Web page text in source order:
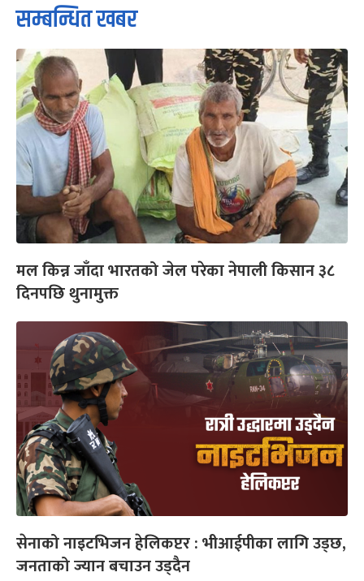
सम्बन्धित खबर
मल किन्न जाँदा भारतको जेल परेका नेपाली किसान ३८
दिनपछि थुनामुक्त
सेनाको नाइटभिजन हेलिकप्टर : भीआईपीका लागि उड्छ,
जनताको ज्यान बचाउन उड्दैन